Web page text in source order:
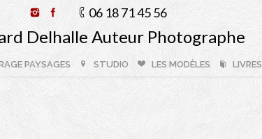
06 18 71 45 56
Delhalle Auteur Photographe
PAYSAGES STUDIO LES MODÈLES LIVRES